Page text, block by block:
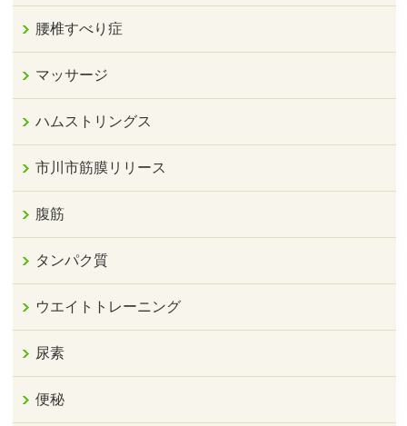
腰椎すべり症
マッサージ
ハムストリングス
市川市筋膜リリース
腹筋
タンパク質
ウエイトトレーニング
尿素
便秘